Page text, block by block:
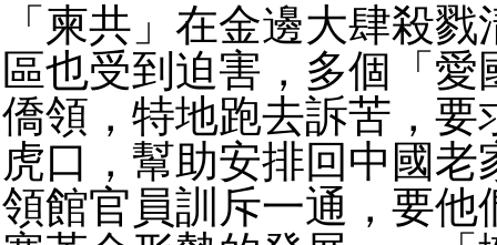
「柬共」在金邊大肆殺
區也受到迫害，多個「愛
僑領，特地跑去訴苦，要
虎口，幫助安排回中國老
領館官員訓斥一通，要他